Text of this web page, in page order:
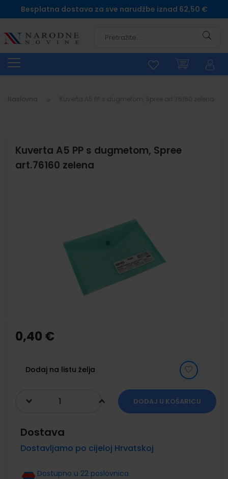
Besplatna dostava za sve narudžbe iznad 62,50 €
Naslovna
Kuverta A5 PP s dugmetom, Spree
art.76160 zelena
the
beginning
gallery
0,40 €
Dodaj na listu želja
DODAJ U KOŠARICU
Dostava
Dostavljamo po cijeloj Hrvatskoj
Dostupno u 22 poslovnica